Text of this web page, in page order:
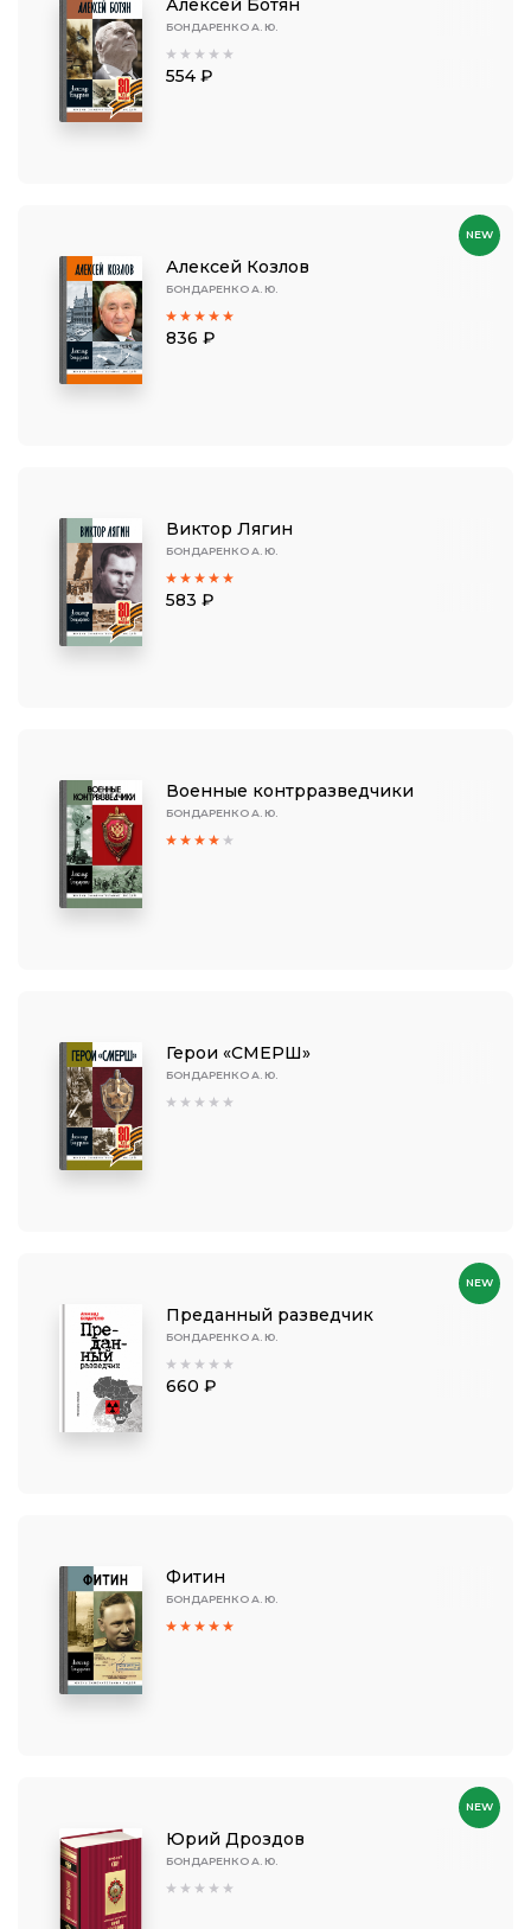
Алексей Ботян
БОНДАРЕНКО А. Ю.
554 ₽
Алексей Козлов
БОНДАРЕНКО А. Ю.
836 ₽
NEW
Виктор Лягин
БОНДАРЕНКО А. Ю.
583 ₽
Военные контрразведчики
БОНДАРЕНКО А. Ю.
Герои «СМЕРШ»
БОНДАРЕНКО А. Ю.
Преданный разведчик
БОНДАРЕНКО А. Ю.
660 ₽
NEW
Фитин
БОНДАРЕНКО А. Ю.
Юрий Дроздов
БОНДАРЕНКО А. Ю.
NEW